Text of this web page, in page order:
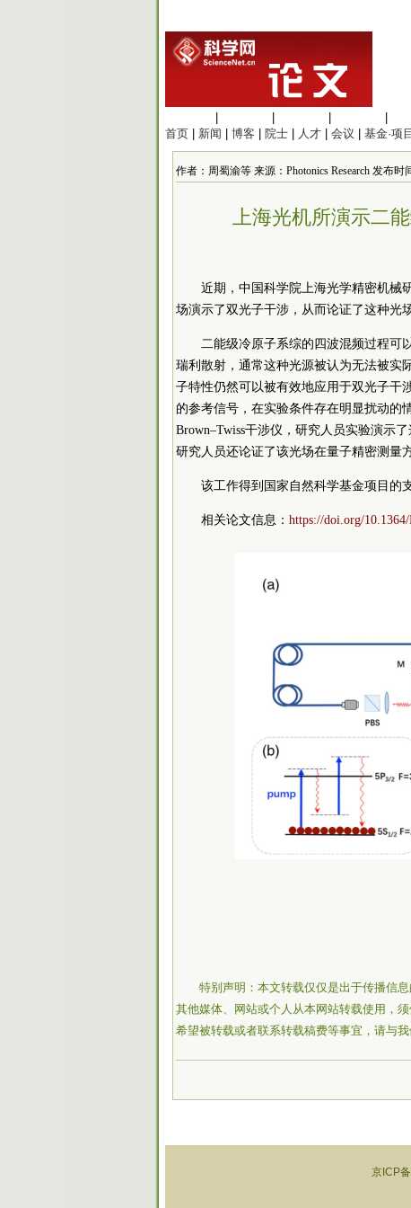
首页
新闻 博客 院士 人才 会议 基金·项目
作者：周蜀渝等 来源：Photonics Research 发布时
上海光机所演示二
近期，中国 科学院上海光学精密机械
场演示了双光子干涉，从而论证了这种光
二能级冷原子系综的四波混频过程可
瑞利散射，通常这种光源被认为无法被实
子特性仍然可以被有效地应用于双光子干
的参考信号，在实验条件存在明显扰动的
Brown–Twiss干涉仪，研究人员实验演示
研究人员还论证了该光场在量子精密测量
该工作得到国家自然科学基金项目的
相关论文信息： https://doi.org/10.1364/
特别声明：本文转载仅仅是出于传播信
其他媒体、网站或个人从本网站转载使用，
希望被转载或者联系转载稿费等事宜，请与我
京ICP